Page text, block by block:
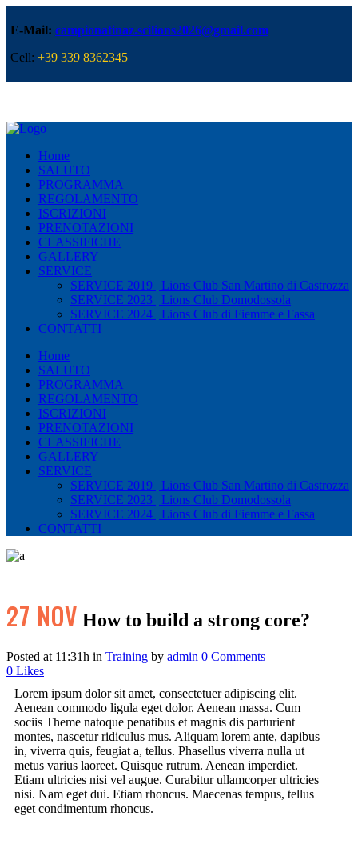
E-Mail: campionatinaz.scilions2026@gmail.com
Cell: +39 339 8362345
Home
SALUTO
PROGRAMMA
REGOLAMENTO
ISCRIZIONI
PRENOTAZIONI
CLASSIFICHE
GALLERY
SERVICE
SERVICE 2019 | Lions Club San Martino di Castrozza
SERVICE 2023 | Lions Club Domodossola
SERVICE 2024 | Lions Club di Fiemme e Fassa
CONTATTI
Home
SALUTO
PROGRAMMA
REGOLAMENTO
ISCRIZIONI
PRENOTAZIONI
CLASSIFICHE
GALLERY
SERVICE
SERVICE 2019 | Lions Club San Martino di Castrozza
SERVICE 2023 | Lions Club Domodossola
SERVICE 2024 | Lions Club di Fiemme e Fassa
CONTATTI
27 NOV How to build a strong core?
Posted at 11:31h in Training by admin 0 Comments
0 Likes
Lorem ipsum dolor sit amet, consectetuer adipiscing elit.
Aenean commodo ligula eget dolor. Aenean massa. Cum
sociis Theme natoque penatibus et magnis dis parturient
montes, nascetur ridiculus mus. Aliquam lorem ante, dapibus
in, viverra quis, feugiat a, tellus. Phasellus viverra nulla ut
metus varius laoreet. Quisque rutrum. Aenean imperdiet.
Etiam ultricies nisi vel augue. Curabitur ullamcorper ultricies
nisi. Nam eget dui. Etiam rhoncus. Maecenas tempus, tellus
eget condimentum rhoncus.